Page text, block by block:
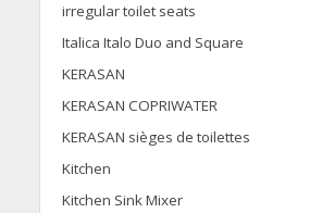
irregular toilet seats
Italica Italo Duo and Square
KERASAN
KERASAN COPRIWATER
KERASAN sièges de toilettes
Kitchen
Kitchen Sink Mixer